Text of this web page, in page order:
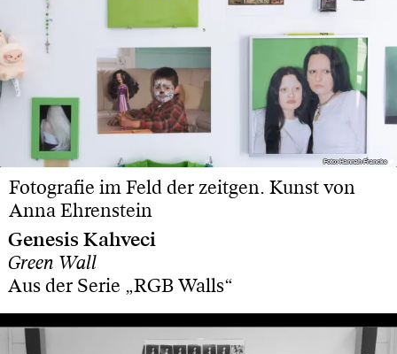
Foto: Hannah Francke
Foto: Hannah Francke
Fotografie im Feld der zeitgen. Kunst von
Anna Ehrenstein
Genesis Kahveci
Green Wall
Aus der Serie „RGB Walls“